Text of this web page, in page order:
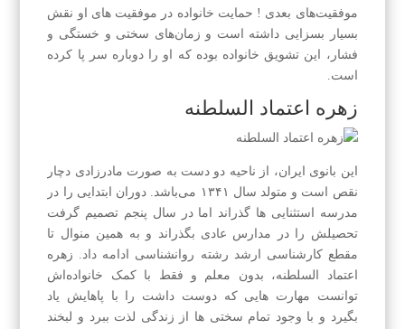
موفقیت‌های بعدی ! حمایت خانواده در موفقیت های او نقش
بسیار بسزایی داشته است و زمان‌های سختی و خستگی و
فشار، این تشویق خانواده بوده که او را دوباره سر پا کرده
است.
زهره اعتماد السلطنه
این بانوی ایران، از ناحیه دو دست به صورت مادرزادی دچار
نقص است و متولد سال ۱۳۴۱ می‌باشد. دوران ابتدایی را در
مدرسه استثنایی ها گذراند اما در سال پنجم تصمیم گرفت
تحصیلش را در مدارس عادی بگذراند و به همین منوال تا
مقطع کارشناسی ارشد رشته روانشناسی ادامه داد. زهره
اعتماد السلطنه، بدون معلم و فقط با کمک خانواده‌اش
توانست مهارت هایی که دوست داشت را با پاهایش یاد
بگیرد و با وجود تمام سختی ها از زندگی لذت ببرد و لبخند